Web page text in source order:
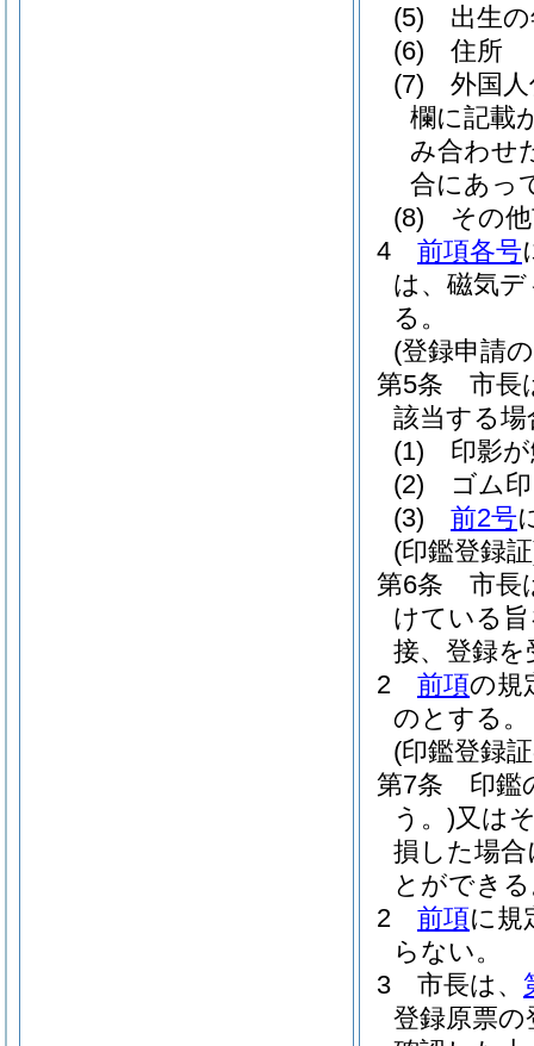
(5)
出生
(6)
住所
(7)
外国
欄に記載
み合わせ
合にあっ
(8)
その
4
前項各号
は、磁気
る。
(登録申請
第5条
市長
該当する
(1)
印影
(2)
ゴム
(3)
前2号
(印鑑登録
第6条
市長
けている
接、登録
2
前項の規
のとする。
(印鑑登録
第7条
印鑑
う。)又は
損した場
とができ
2
前項に規
らない。
3
市長は、
登録原票